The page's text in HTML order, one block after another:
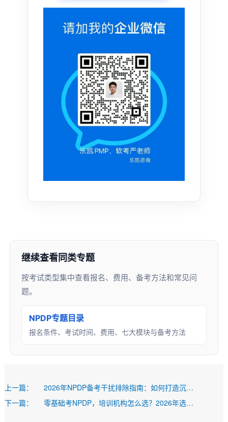
继续查看同类专题
按考试类型集中查看报名、费用、备考方法和常见问
题。
NPDP专题目录
报名条件、考试时间、费用、七大模块与备考方法
上一篇：
2026年NPDP备考干扰排除指南：如何打造沉浸式学习环境？_乐凯NPDP
下一篇：
零基础考NPDP，培训机构怎么选？2026年选班防坑“导航地图”_乐凯NPDP